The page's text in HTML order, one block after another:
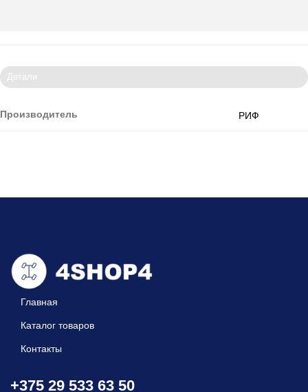
Детали
Производитель РИФ
Главная
Каталог товаров
Контакты
+375 29 533 63 50